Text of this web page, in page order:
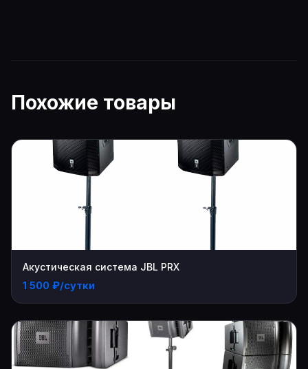
Похожие товары
Акустическая система JBL PRX
1 500 ₽/сутки